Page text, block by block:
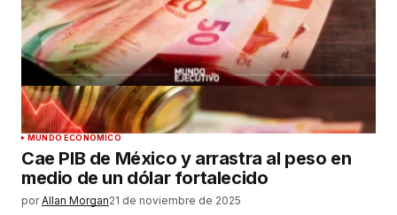
MUNDO ECONÓMICO
Cae PIB de México y arrastra al peso en
medio de un dólar fortalecido
por Allan Morgan21 de noviembre de 2025